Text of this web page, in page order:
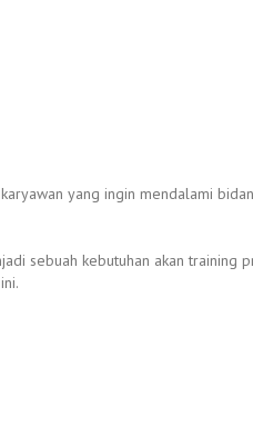
yang ingin mendalami
sebuah kebutuhan akan training